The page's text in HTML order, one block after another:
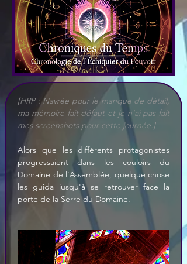
[HRP : Navrée pour le manque de détail,
ma mémoire fait défaut et je n'ai pas fait
mes screenshots pour cette journée.]
Alors que les différents protagonistes
progressaient dans les couloirs du
Domaine de l'Assemblée, quelque chose
les guida jusqu'à se retrouver face la
porte de la Serre du Domaine.